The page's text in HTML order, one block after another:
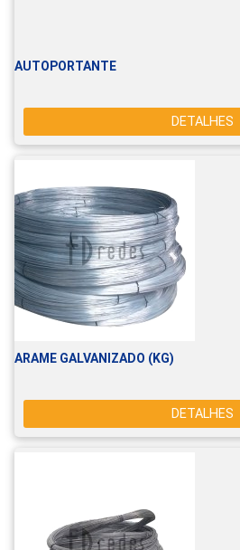
AUTOPORTANTE
DETALHES
ARAME GALVANIZADO (KG)
DETALHES